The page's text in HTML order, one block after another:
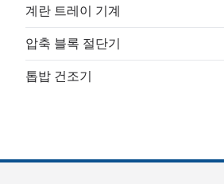
계란 트레이 기계
압축 블록 절단기
톱밥 건조기